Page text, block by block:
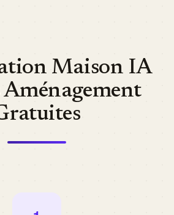
Maison IA
Aménagement